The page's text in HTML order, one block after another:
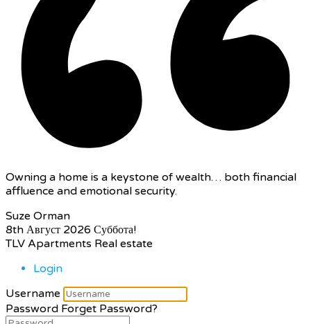
Owning a home is a keystone of wealth… both financial
affluence and emotional security.
Suze Orman
8th Август 2026 Суббота!
TLV Apartments Real estate
Login
Username
Password Forget Password?